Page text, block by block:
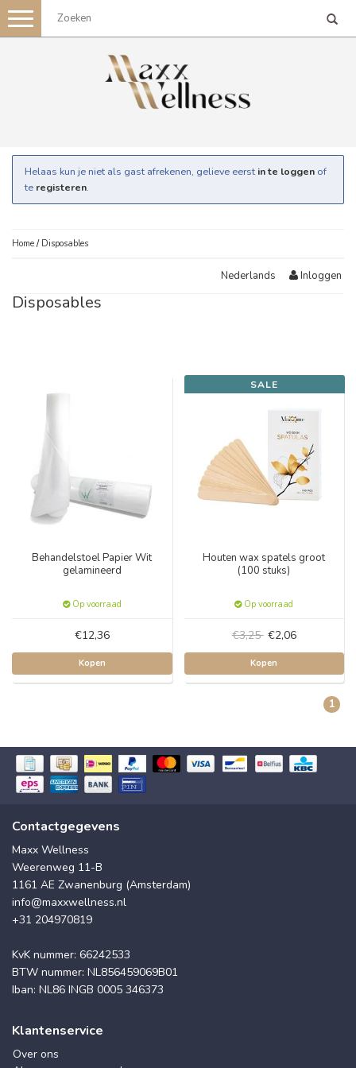
Toggle
navigation
Helaas kun je niet als gast afrekenen, gelieve eerst in te loggen of
te registeren.
Home / Disposables
Nederlands Inloggen
Disposables
Behandelstoel Papier Wit
gelamineerd
Op voorraad
€12,36
Kopen
SALE
Houten wax spatels groot
(100 stuks)
Op voorraad
€3,25 €2,06
Kopen
1
Contactgegevens
Maxx Wellness
Weerenweg 11-B
1161 AE Zwanenburg (Amsterdam)
info@maxxwellness.nl
+31 204970819
KvK nummer: 66242533
BTW nummer: NL856459069B01
Iban: NL86 INGB 0005 346373
Klantenservice
Over ons